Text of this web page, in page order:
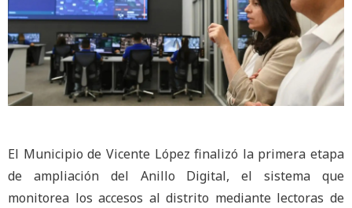
El Municipio de Vicente López finalizó la primera etapa
de ampliación del Anillo Digital, el sistema que
monitorea los accesos al distrito mediante lectoras de